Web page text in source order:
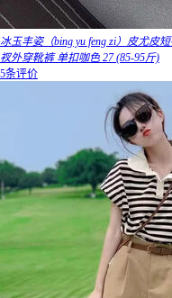
冰玉丰姿（bing yu feng zi）皮尤皮
衩外穿靴裤 单扣咖色 27 (85-95斤)
5条评价